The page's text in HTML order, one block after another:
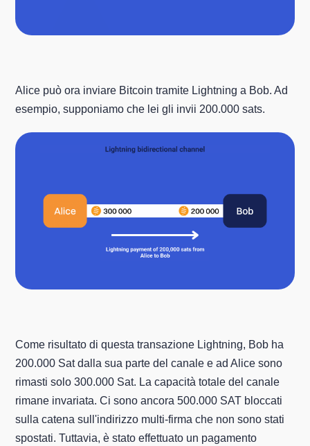
Alice può ora inviare Bitcoin tramite Lightning a Bob. Ad
esempio, supponiamo che lei gli invii 200.000 sats.
Come risultato di questa transazione Lightning, Bob ha
200.000 Sat dalla sua parte del canale e ad Alice sono
rimasti solo 300.000 Sat. La capacità totale del canale
rimane invariata. Ci sono ancora 500.000 SAT bloccati
sulla catena sull'indirizzo multi-firma che non sono stati
spostati. Tuttavia, è stato effettuato un pagamento